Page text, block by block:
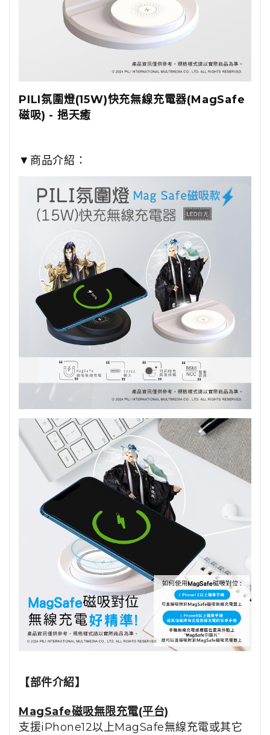
PILI氛圍燈(15W)快充無線充電器(MagSafe
磁吸) - 挹天癒
▼商品介紹：
【部件介紹】
MagSafe磁吸無限充電(平台)
支援iPhone12以上MagSafe無線充電或其它